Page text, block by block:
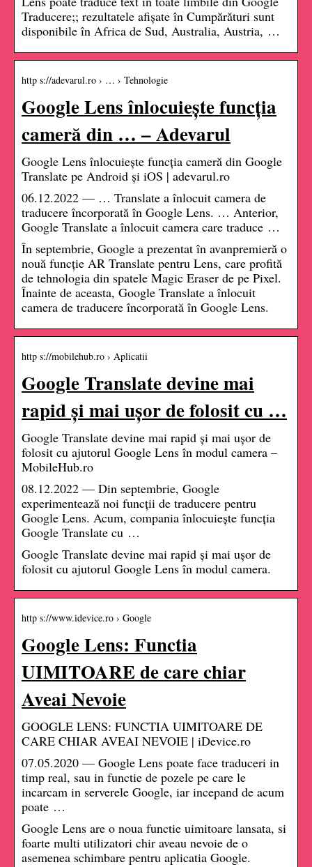
Traducere;; rezultatele afișate în Cumpărături sunt
disponibile în Africa de Sud, Australia, Austria, …
http s://adevarul.ro › … › Tehnologie
Google Lens înlocuiește funcția
cameră din … – Adevarul
Google Lens înlocuiește funcția cameră din Google
Translate pe Android și iOS | adevarul.ro
06.12.2022 — … Translate a înlocuit camera de
traducere încorporată în Google Lens. … Anterior,
Google Translate a înlocuit camera care traduce …
În septembrie, Google a prezentat în avanpremieră o
nouă funcție AR Translate pentru Lens, care profită
de tehnologia din spatele Magic Eraser de pe Pixel.
Înainte de aceasta, Google Translate a înlocuit
camera de traducere încorporată în Google Lens.
http s://mobilehub.ro › Aplicatii
Google Translate devine mai
rapid și mai ușor de folosit cu …
Google Translate devine mai rapid și mai ușor de
folosit cu ajutorul Google Lens în modul camera –
MobileHub.ro
08.12.2022 — Din septembrie, Google
experimentează noi funcții de traducere pentru
Google Lens. Acum, compania înlocuiește funcția
Google Translate cu …
Google Translate devine mai rapid și mai ușor de
folosit cu ajutorul Google Lens în modul camera.
http s://www.idevice.ro › Google
Google Lens: Functia
UIMITOARE de care chiar
Aveai Nevoie
GOOGLE LENS: FUNCTIA UIMITOARE DE
CARE CHIAR AVEAI NEVOIE | iDevice.ro
07.05.2020 — Google Lens poate face traduceri in
timp real, sau in functie de pozele pe care le
incarcam in serverele Google, iar incepand de acum
poate …
Google Lens are o noua functie uimitoare lansata, si
foarte multi utilizatori chir aveau nevoie de o
asemenea schimbare pentru aplicatia Google.